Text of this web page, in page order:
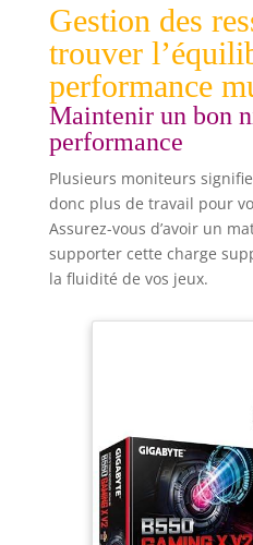
Gestion des
trouver
performance
Maintenir un bon
performance
Plusieurs moniteurs
donc plus de travail pour
Assurez-vous d’avoir un
supporter cette charge
la fluidité de vos jeux.